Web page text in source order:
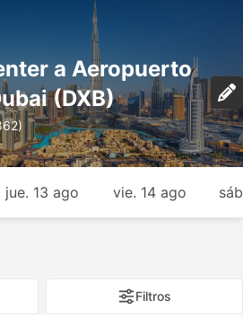
a Aeropuerto
(DXB)
jue. 13 ago vie. 14 ago
Filtros